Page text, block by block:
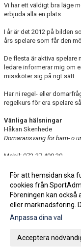
Vi har ett väldigt bra läge
erbjuda alla en plats.
I år är det 2012 på bilden
års spelare som får den
De flesta är aktiva spelare
ledare informerar mig om
missköter sig på ngt sätt.
Har ni regel- eller
regelkurs för era spelare
Vänliga hälsningar
Håkan Skenhede
Domaransvarig för barn- o
Mobil: 072-37 499 20
Fler nyheter >>
Gå
För att hemsidan ska
cookies från
Föreningen kan
eller marknadsföring.
Anpassa dina val
Acceptera